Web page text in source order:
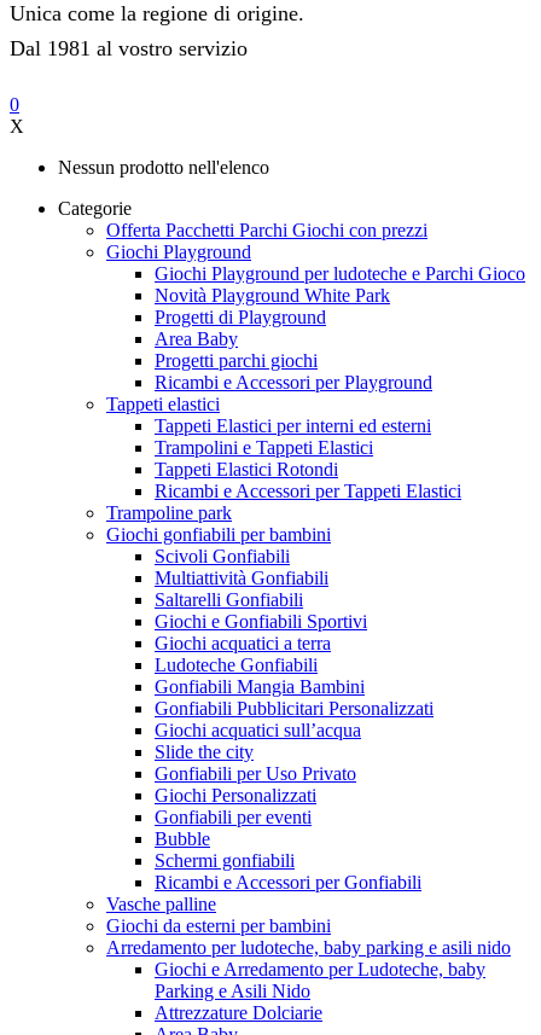
Unica come la regione di origine.
Dal 1981 al vostro servizio
0
X
Nessun prodotto nell'elenco
Categorie
Offerta Pacchetti Parchi Giochi con prezzi
Giochi Playground
Giochi Playground per ludoteche e Parchi Gioco
Novità Playground White Park
Progetti di Playground
Area Baby
Progetti parchi giochi
Ricambi e Accessori per Playground
Tappeti elastici
Tappeti Elastici per interni ed esterni
Trampolini e Tappeti Elastici
Tappeti Elastici Rotondi
Ricambi e Accessori per Tappeti Elastici
Trampoline park
Giochi gonfiabili per bambini
Scivoli Gonfiabili
Multiattività Gonfiabili
Saltarelli Gonfiabili
Giochi e Gonfiabili Sportivi
Giochi acquatici a terra
Ludoteche Gonfiabili
Gonfiabili Mangia Bambini
Gonfiabili Pubblicitari Personalizzati
Giochi acquatici sull’acqua
Slide the city
Gonfiabili per Uso Privato
Giochi Personalizzati
Gonfiabili per eventi
Bubble
Schermi gonfiabili
Ricambi e Accessori per Gonfiabili
Vasche palline
Giochi da esterni per bambini
Arredamento per ludoteche, baby parking e asili nido
Giochi e Arredamento per Ludoteche, baby
Parking e Asili Nido
Attrezzature Dolciarie